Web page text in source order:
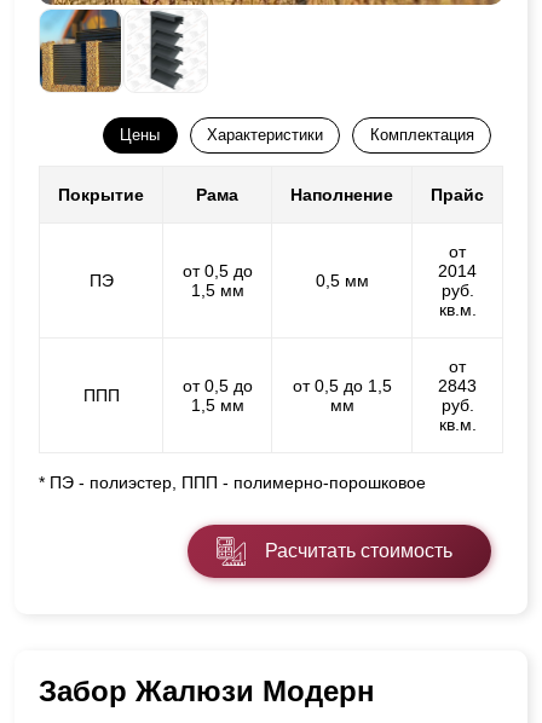
Цены Характеристики Комплектация
Покрытие Рама Наполнение Прайс
ПЭ
от 0,5 до
1,5 мм
0,5 мм
от
2014
руб.
кв.м.
ППП
от 0,5 до
1,5 мм
от 0,5 до 1,5
мм
от
2843
руб.
кв.м.
* ПЭ - полиэстер, ППП - полимерно-порошковое
Расчитать стоимость
Забор Жалюзи Модерн